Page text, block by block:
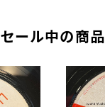
セール中の商品